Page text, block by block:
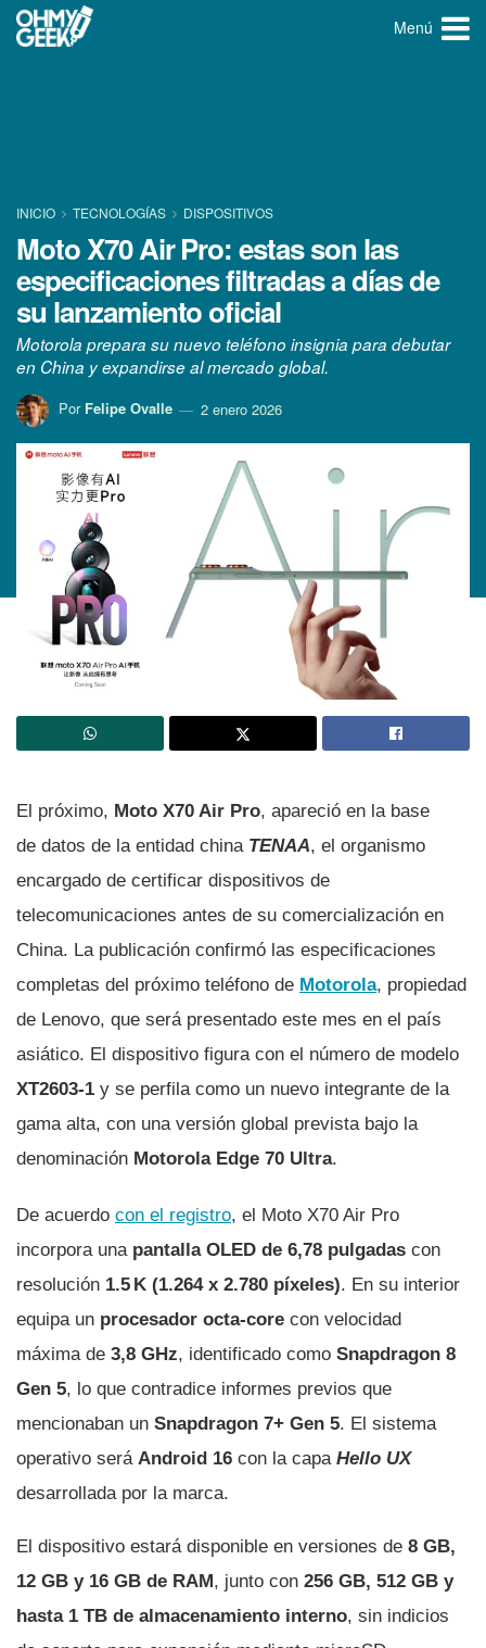
Menú
INICIO TECNOLOGÍ­AS DISPOSITIVOS
Moto X70 Air Pro: estas son las
especificaciones filtradas a días de
su lanzamiento oficial
Motorola prepara su nuevo teléfono insignia para debutar
en China y expandirse al mercado global.
Por Felipe Ovalle 2 enero 2026
El próximo, Moto X70 Air Pro, apareció en la base
de datos de la entidad china TENAA, el organismo
encargado de certificar dispositivos de
telecomunicaciones antes de su comercialización en
China. La publicación confirmó las especificaciones
completas del próximo teléfono de Motorola, propiedad
de Lenovo, que será presentado este mes en el país
asiático. El dispositivo figura con el número de modelo
XT2603-1 y se perfila como un nuevo integrante de la
gama alta, con una versión global prevista bajo la
denominación Motorola Edge 70 Ultra.
De acuerdo con el registro, el Moto X70 Air Pro
incorpora una pantalla OLED de 6,78 pulgadas con
resolución 1.5 K (1.264 x 2.780 píxeles). En su interior
equipa un procesador octa-core con velocidad
máxima de 3,8 GHz, identificado como Snapdragon 8
Gen 5, lo que contradice informes previos que
mencionaban un Snapdragon 7+ Gen 5. El sistema
operativo será Android 16 con la capa Hello UX
desarrollada por la marca.
El dispositivo estará disponible en versiones de 8 GB,
12 GB y 16 GB de RAM, junto con 256 GB, 512 GB y
hasta 1 TB de almacenamiento interno, sin indicios